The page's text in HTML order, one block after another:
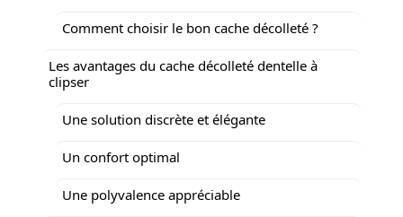
Comment choisir le bon cache décolleté ?
Les avantages du cache décolleté dentelle à
clipser
Une solution discrète et élégante
Un confort optimal
Une polyvalence appréciable